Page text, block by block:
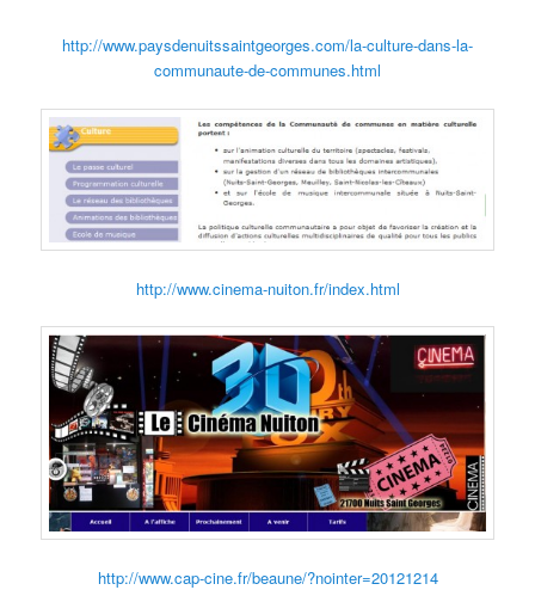
http://www.paysdenuitssaintgeorges.com/la-culture-dans-la-
communaute-de-communes.html
http://www.cinema-nuiton.fr/index.html
http://www.cap-cine.fr/beaune/?nointer=20121214